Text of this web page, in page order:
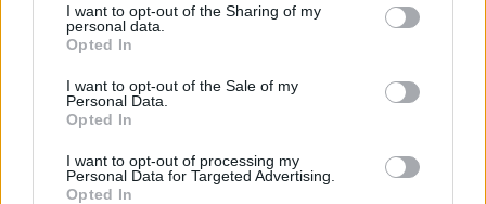
not limited to your visit or usage behaviour. You may click to
grant or deny consent to Google and its third-party tags to
use your data for below specified purposes in below Google
consent section.
I want to opt-out of the Sharing of my
personal data.
Opted In
I want to opt-out of the Sale of my
Personal Data.
Opted In
I want to opt-out of processing my
Personal Data for Targeted Advertising.
Opted In
είμαι χαρούμενος με ένα
μετάλλιο"